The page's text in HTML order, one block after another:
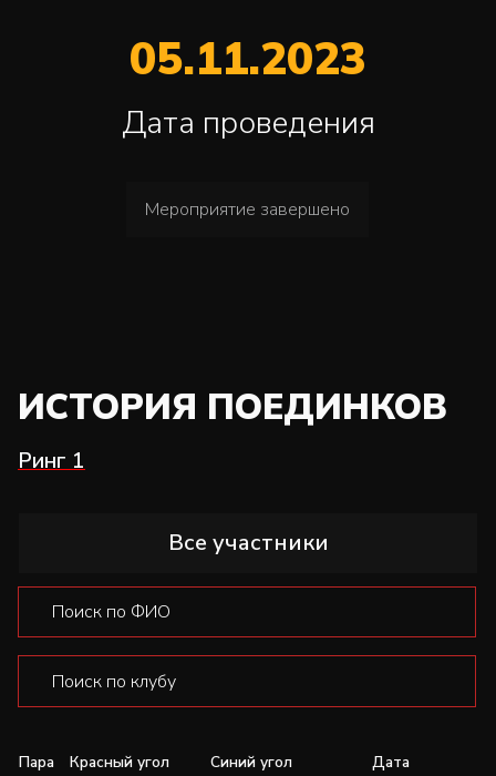
05.11.2023
Дата проведения
Мероприятие завершено
ИСТОРИЯ ПОЕДИНКОВ
Ринг 1
Все участники
Пара Красный угол Синий угол Дата